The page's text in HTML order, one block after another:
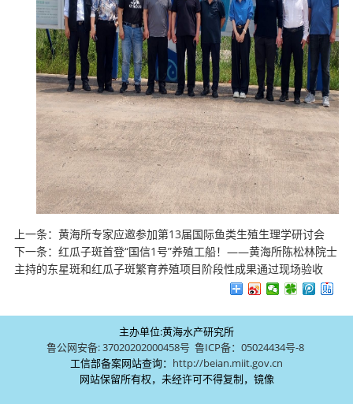
上一条： 黄海所专家应邀参加第13届国际鱼类生殖生理学研讨会
下一条： 红瓜子斑首登“国信1号”养殖工船！——黄海所陈松林院士
主持的东星斑和红瓜子斑繁育养殖项目阶段性成果通过现场验收
主办单位:黄海水产研究所
鲁公网安备: 37020202000458号 鲁ICP备：05024434号-8
工信部备案网站查询： http://beian.miit.gov.cn
网站保留所有权，未经许可不得复制，镜像